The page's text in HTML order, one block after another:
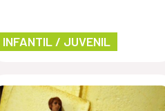
INFANTIL / JUVENIL